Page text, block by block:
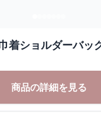
着ショルダーバッ
商品の詳細を見る